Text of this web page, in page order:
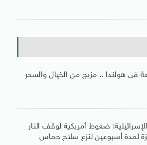
فى هولندا .. مزيج من الخيال والسحر
ضغوط أمريكية لوقف النار
لمدة أسبوعين لنزع سلاح حماس